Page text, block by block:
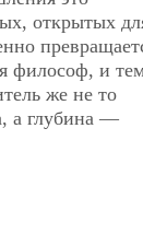
открытых
философ, и
же не то
а глубина —